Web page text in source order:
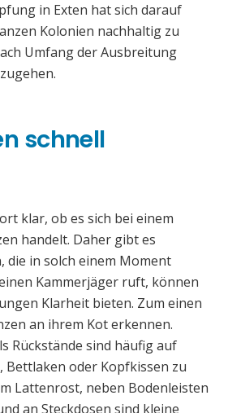
in Exten hat sich darauf
Kolonien nachhaltig zu
Umfang der Ausbreitung
schnell
klar, ob es sich bei einem
handelt. Daher gibt es
die in solch einem Moment
Kammerjäger ruft, können
Klarheit bieten. Zum einen
an ihrem Kot erkennen.
Rückstände sind häufig auf
Bettlaken oder Kopfkissen zu
Lattenrost, neben Bodenleisten
an Steckdosen sind kleine